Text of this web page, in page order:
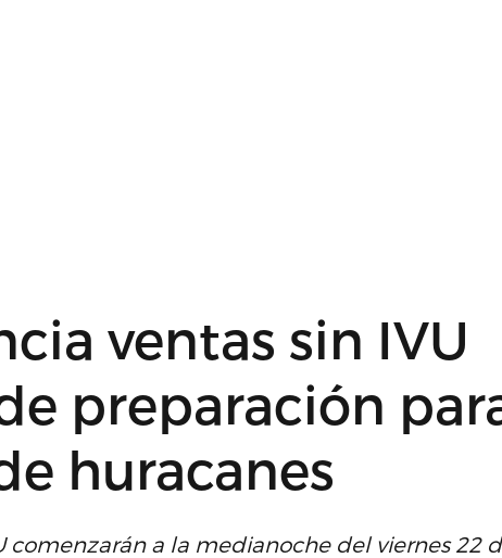
ventas sin IVU
preparación
huracanes
comenzarán a la medianoche del viernes 22